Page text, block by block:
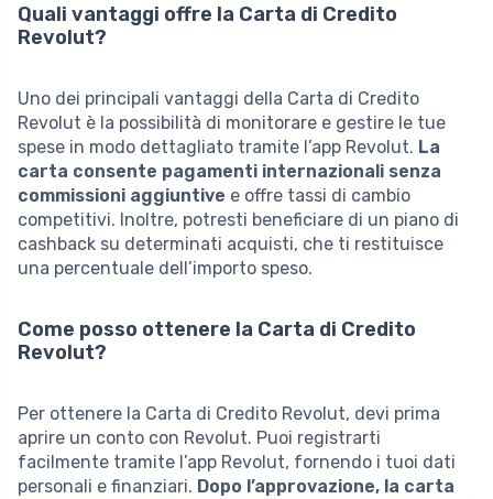
Quali vantaggi offre la Carta di Credito
Revolut?
Uno dei principali vantaggi della Carta di Credito
Revolut è la possibilità di monitorare e gestire le tue
spese in modo dettagliato tramite l’app Revolut. La
carta consente pagamenti internazionali senza
commissioni aggiuntive e offre tassi di cambio
competitivi. Inoltre, potresti beneficiare di un piano di
cashback su determinati acquisti, che ti restituisce
una percentuale dell’importo speso.
Come posso ottenere la Carta di Credito
Revolut?
Per ottenere la Carta di Credito Revolut, devi prima
aprire un conto con Revolut. Puoi registrarti
facilmente tramite l’app Revolut, fornendo i tuoi dati
personali e finanziari. Dopo l’approvazione, la carta